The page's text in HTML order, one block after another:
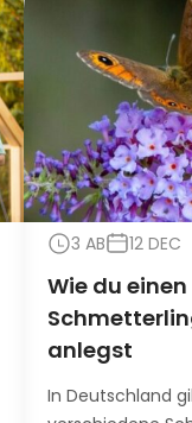
3 AB 12 DEC
Wie du einen
anlegst
In Deutschland